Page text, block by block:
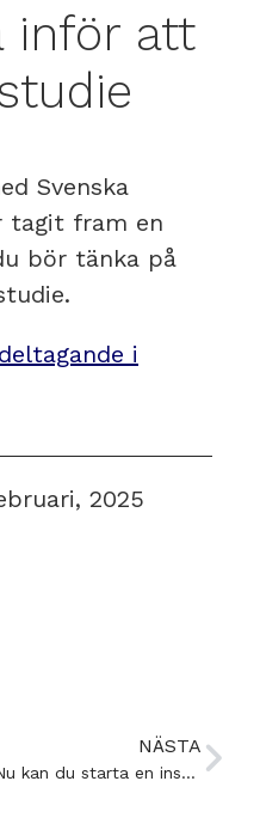
inför att
Svenska
tagit fram en
bör tänka på
i
2025
NÄSTA
Nu kan du starta en insamling till förmån för RME